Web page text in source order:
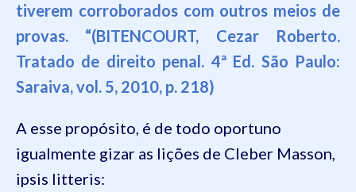
tiverem corroborados com outros meios de
provas. “(BITENCOURT, Cezar Roberto.
Tratado de direito penal. 4ª Ed. São Paulo:
Saraiva, vol. 5, 2010, p. 218)
A esse propósito, é de todo oportuno
igualmente gizar as lições de Cleber Masson,
ipsis litteris: